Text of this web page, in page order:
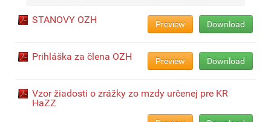
STANOVY OZH Download
Preview
Prihláška za člena OZH Download
Preview
Vzor žiadosti o zrážky zo mzdy určenej pre KR
HaZZ